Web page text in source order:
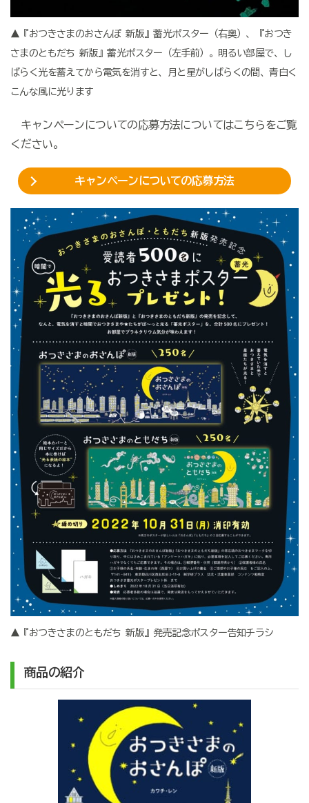
▲『おつきさまのおさんぽ 新版』蓄光ポスター（右奥）、『おつき
さまのともだち 新版』蓄光ポスター（左手前）。明るい部屋で、し
ばらく光を蓄えてから電気を消すと、月と星がしばらくの間、青白く
こんな風に光ります
キャンペーンについての応募方法についてはこちらをご覧
ください。
キャンペーンについての応募方法
▲『おつきさまのともだち 新版』発売記念ポスター告知チラシ
商品の紹介